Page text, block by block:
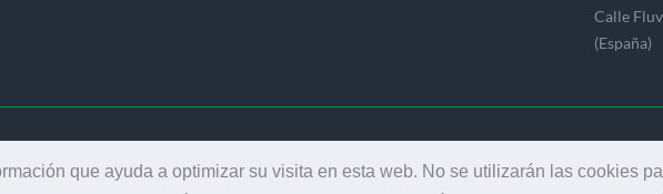
que ayuda a optimizar su visita en esta web. No se utilizarán las cookies
Calle
(España)
AVISO LEGAL |POLÍTICA DE PRIVACIDAD